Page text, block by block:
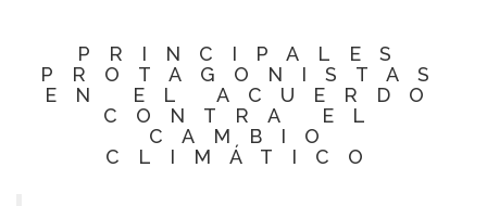
PRINCIPALES
PROTAGONISTAS
EN EL ACUERDO
CONTRA EL
CAMBIO
CLIMÁTICO